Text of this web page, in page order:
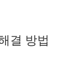
결 방법